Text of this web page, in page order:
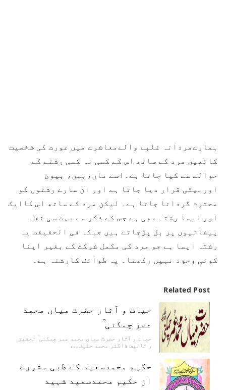
ہمارےمردانہ غلبے والےمعاشرے میں عورت کی شخصیت
کاتعین مرد کے ساتھ اس کے کسی نہ کسی رشتے کے
حوالے سے کیا جاتا ہے۔اسے ماں،بہن، بیوی
اوربیٹی قرار دیا جاتا ہے اور ان سارے رشتوں کو
محترم گردانا جاتا ہے۔ لیکن مرد کے ساتھ اس کاایک
اور ایسا رشتہ بھی ہے جس کے ذکر سے بہت سی ثقہ
پیشانیوں پر بل پڑجاتے ہیں جبکہ فی الحقیقت یہ
رشتہ ایسا ہے جو مرد کی مکمل شرکت کے بغیر اپنا
کوئی وجود نہیں رکھتا۔ یہ طوائف کارشتہ ہے۔
Related Post
حیات و آثار حضرت میاں محمد
عمر چمکنی ؒ
حیات و آثار حضرت میاں محمد عمر چمکنی ؒ تحقیق
و تالیف ڈاکٹر محمد حنیف،…
حکیم محمدسعید کے طبی مشورے
از حکیم محمدسعید شہید